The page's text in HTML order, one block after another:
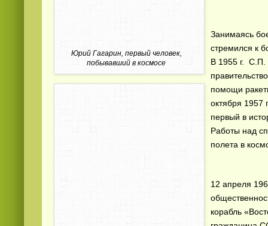
Юрий Гагарин, первый человек,
побывавший в космосе
Занимаясь
стремился к
В 1955 г. С.П.
помощи
октября 1957
первый в
Работы над
полета в
12 апреля
корабль